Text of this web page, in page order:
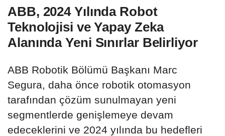
ABB, 2024 Yılında Robot
Teknolojisi ve Yapay Zeka
Alanında Yeni Sınırlar Belirliyor
ABB Robotik Bölümü Başkanı Marc
Segura, daha önce robotik otomasyon
tarafından çözüm sunulmayan yeni
segmentlerde genişlemeye devam
edeceklerini ve 2024 yılında bu hedefleri